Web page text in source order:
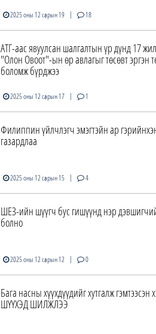
2025 оны 12 сарын 19 | 18
АТГ-аас явуулсан шалгалтын үр дүнд 17
"Олон Овоот"-ын өр авлагыг төсөвт эргэн
боломж бүрджээ
2025 оны 12 сарын 17 | 1
Филиппин үйлчлэгч эмэгтэйн ар
газардлаа
2025 оны 12 сарын 15 | 4
ШЕЗ-ийн шүүгч бус гишүүнд нэр
болно
2025 оны 12 сарын 12 | 0
Бага насны хүүхдүүдийг хутгалж гэмтээсэн
ШҮҮХЭД ШИЛЖЛЭЭ